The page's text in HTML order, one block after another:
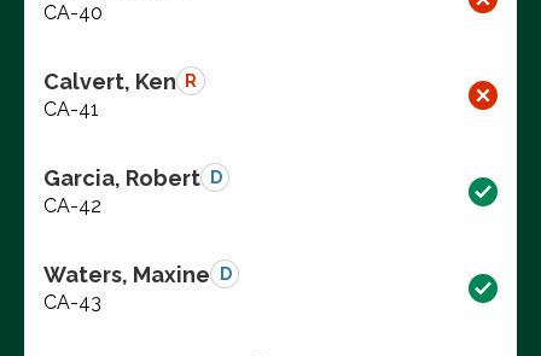
CA-40
Calvert, Ken R
CA-41
Garcia, Robert D
CA-42
Waters, Maxine D
CA-43